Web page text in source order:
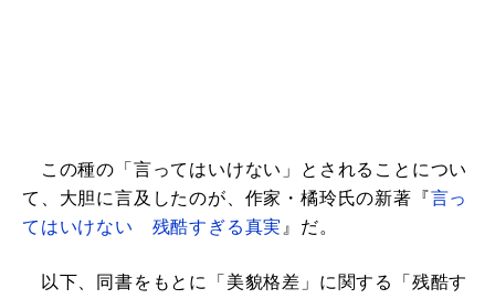
この種の「言ってはいけない」とされることについ
て、大胆に言及したのが、作家・橘玲氏の新著『言っ
てはいけない 残酷すぎる真実 』だ。
以下、同書をもとに「美貌格差」に関する「残酷す